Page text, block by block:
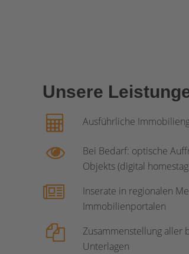
Unsere
Ausführliche
Bei Bedarf: optische
Objekts (digital
Inserate in regionalen
Immobilienportalen
Zusammenstellung aller
Unterlagen